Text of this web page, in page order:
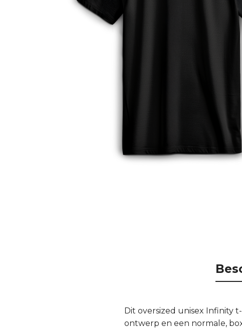
Dit oversized unisex Infinity
ontwerp en een normale,